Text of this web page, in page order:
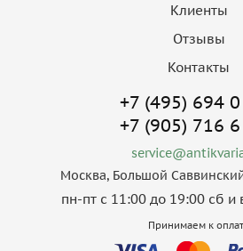
Клиенты
Отзывы
Контакты
+7 (495) 694
+7 (905) 716
Москва, Большой
пн-пт с 11:00 до 19:00 сб
Принимаем к